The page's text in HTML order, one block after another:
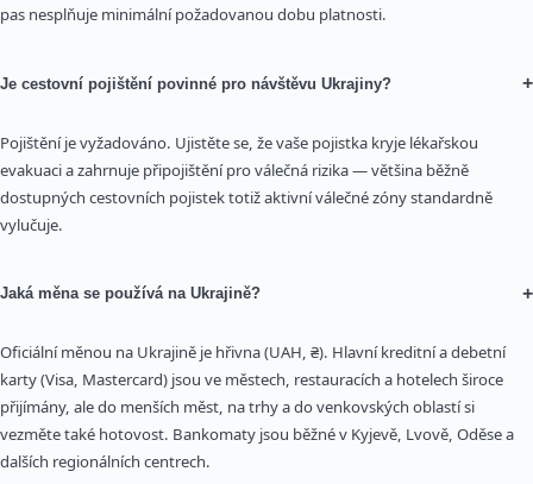
pas nesplňuje minimální požadovanou dobu platnosti.
Je cestovní pojištění povinné pro návštěvu Ukrajiny? +
Pojištění je vyžadováno. Ujistěte se, že vaše pojistka kryje lékařskou
evakuaci a zahrnuje připojištění pro válečná rizika — většina běžně
dostupných cestovních pojistek totiž aktivní válečné zóny standardně
vylučuje.
Jaká měna se používá na Ukrajině? +
Oficiální měnou na Ukrajině je hřivna (UAH, ₴). Hlavní kreditní a debetní
karty (Visa, Mastercard) jsou ve městech, restauracích a hotelech široce
přijímány, ale do menších měst, na trhy a do venkovských oblastí si
vezměte také hotovost. Bankomaty jsou běžné v Kyjevě, Lvově, Oděse a
dalších regionálních centrech.